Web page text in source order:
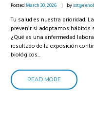
PostedMarch 30, 2026 by
Tu salud es nuestra prioridad.
prevenir si adoptamos hábitos
¿Qué es una enfermedad
resultado de la exposición
biológicos...
READ MORE